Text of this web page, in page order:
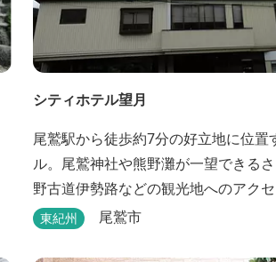
シティホテル望月
尾鷲駅から徒歩約7分の好立地に位置
ル。尾鷲神社や熊野灘が一望できる
野古道伊勢路などの観光地へのアク
す。
東紀州 尾鷲市